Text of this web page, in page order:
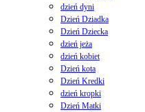
dzień dyni
Dzień Dziadka
Dzień Dziecka
dzień jeża
dzień kobiet
Dzień kota
Dzień Kredki
dzień kropki
Dzień Matki